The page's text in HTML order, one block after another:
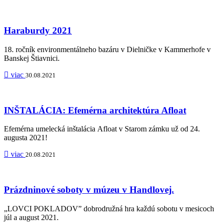
Haraburdy 2021
18. ročník environmentálneho bazáru v Dielničke v Kammerhofe v
Banskej Štiavnici.
viac 30.08.2021
INŠTALÁCIA: Efemérna architektúra Afloat
Efemérna umelecká inštalácia Afloat v Starom zámku už od 24.
augusta 2021!
viac 20.08.2021
Prázdninové soboty v múzeu v Handlovej.
„LOVCI POKLADOV” dobrodružná hra každú sobotu v mesicoch
júl a august 2021.